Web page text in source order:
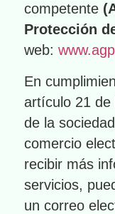
competente
Protección
web:
En
artículo 21 de
de la
comercio
recibir más
servicios,
un correo